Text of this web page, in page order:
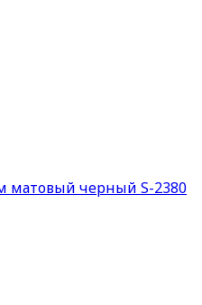
матовый черный S-2380